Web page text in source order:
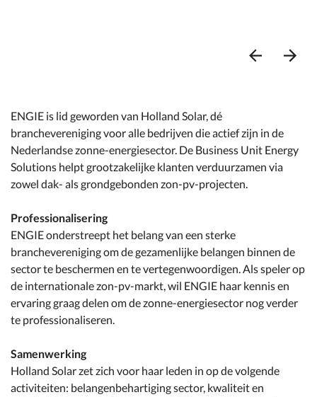
ENGIE is lid geworden van Holland Solar, dé
branchevereniging voor alle bedrijven die actief zijn in de
Nederlandse zonne-energiesector. De Business Unit Energy
Solutions helpt grootzakelijke klanten verduurzamen via
zowel dak- als grondgebonden zon-pv-projecten.
Professionalisering
ENGIE onderstreept het belang van een sterke
branchevereniging om de gezamenlijke belangen binnen de
sector te beschermen en te vertegenwoordigen. Als speler op
de internationale zon-pv-markt, wil ENGIE haar kennis en
ervaring graag delen om de zonne-energiesector nog verder
te professionaliseren.
Samenwerking
Holland Solar zet zich voor haar leden in op de volgende
activiteiten: belangenbehartiging sector, kwaliteit en